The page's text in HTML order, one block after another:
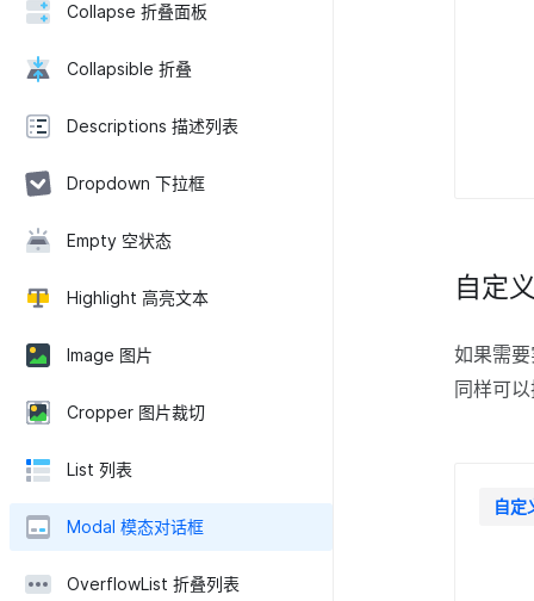
Collapse 折叠面板
Collapsible 折叠
Descriptions 描述列表
Dropdown 下拉框
Empty 空状态
Highlight 高亮文本
Image 图片
Cropper 图片裁切
List 列表
Modal 模态对话框
OverflowList 折叠列表
自定
如果需
同样可
自定